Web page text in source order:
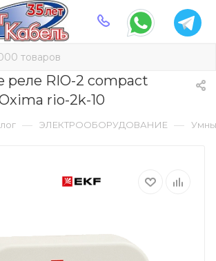
реле RIO-2 compact
rio-2k-10
— ЭЛЕКТРООБОРУДОВАНИЕ —